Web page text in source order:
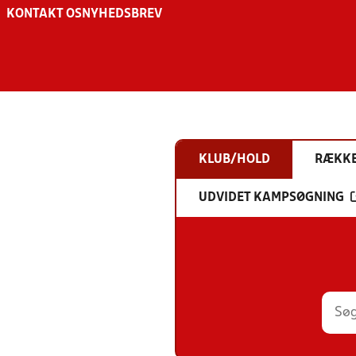
KONTAKT OS NYHEDSBREV
KLUB/HOLD
UDVIDET KAMPSØGNING